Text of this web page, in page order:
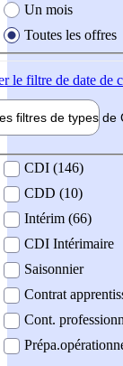
Un mois
Toutes les offres
le filtre de date de
filtres de types de
contrat
CDI (146)
CDD (10)
Intérim (66)
CDI Intérimaire
Saisonnier
Contrat
Cont.